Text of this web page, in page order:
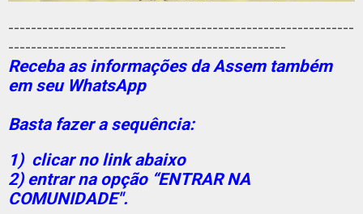
-------------------------------------------------------------
-------------------------------------------------
Receba as informações da Assem também
em seu WhatsApp
Basta fazer a sequência:
1) clicar no link abaixo
2) entrar na opção “ENTRAR NA
COMUNIDADE".